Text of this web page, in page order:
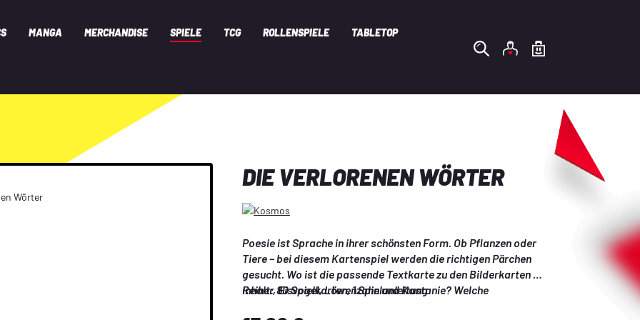
MANGA MERCHANDISE SPIELE TCG ROLLENSPIELE TABLETOP
DIE VERLORENEN WÖRTER
Poesie ist Sprache in ihrer schönsten Form. Ob Pflanzen oder
Tiere – bei diesem Kartenspiel werden die richtigen Pärchen
gesucht. Wo ist die passende Textkarte zu den Bilderkarten
Reiher, Eisvogel, Löwenzahn und Kastanie? Welche
Inhalt: 80 Spielkarten, 1 Spielanleitung
Regulärer Preis: